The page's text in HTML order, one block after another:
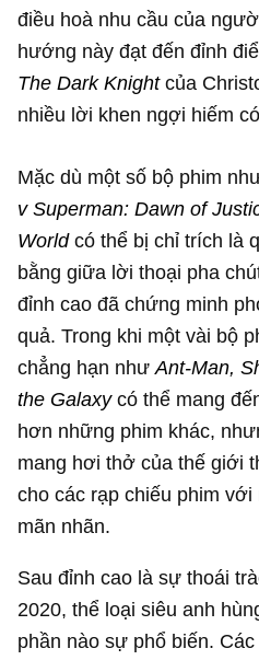
điều hoà nhu cầu của
hướng này đạt đến đỉnh
The Dark Knightcủa
nhiều lời khen ngợi hiếm
Mặc dù một số bộ phim
v Superman: Dawn of
Worldcó thể bị chỉ trích là
bằng giữa lời thoại pha
đỉnh cao đã chứng minh
quả. Trong khi một vài bộ
chẳng hạn nhưAnt-Man,
the Galaxycó thể mang
hơn những phim khác,
mang hơi thở của thế giới
cho các rạp chiếu phim
mãn nhãn.
Sau đỉnh cao là sự thoái
2020, thể loại siêu anh
phần nào sự phổ biến.